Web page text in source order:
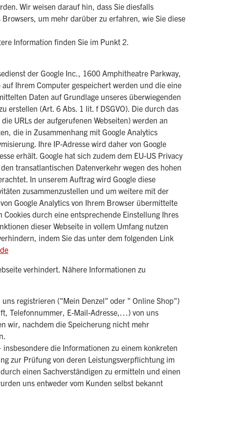
Wir weisen darauf hin, dass Sie diesfalls
um mehr darüber zu erfahren, wie Sie diese
Information finden Sie im Punkt 2.
der Google Inc., 1600 Amphitheatre Parkway,
Ihrem Computer gespeichert werden und die eine
Daten auf Grundlage unseres überwiegenden
erstellen (Art. 6 Abs. 1 lit. f DSGVO). Die durch das
URLs der aufgerufenen Webseiten) werden an
die in Zusammenhang mit Google Analytics
Ihre IP-Adresse wird daher von Google
erhält. Google hat sich zudem dem EU-US Privacy
transatlantischen Datenverkehr wegen des hohen
In unserem Auftrag wird Google diese
zusammenzustellen und um weitere mit der
Google Analytics von Ihrem Browser übermittelte
durch eine entsprechende Einstellung Ihres
dieser Webseite in vollem Umfang nutzen
indem Sie das unter dem folgenden Link
verhindert. Nähere Informationen zu
registrieren ("Mein Denzel" oder " Online Shop")
Telefonnummer, E-Mail-Adresse,…) von uns
wir, nachdem die Speicherung nicht mehr
die Informationen zu einem konkreten
zur Prüfung von deren Leistungsverpflichtung im
einen Sachverständigen zu ermitteln und einen
uns entweder vom Kunden selbst bekannt